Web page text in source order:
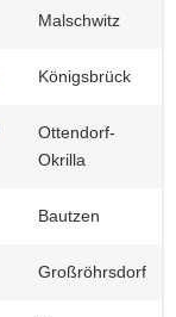
Malschwitz
Königsbrück
Ottendorf-
Okrilla
Bautzen
Großröhrsdorf